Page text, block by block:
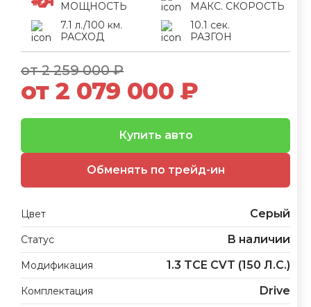
от 2 259 000 ₽
от 2 079 000 ₽
Обменять по трейд-ин
Купить авто
Цвет Серый
Статус В наличии
Модификация 1.3 TCE CVT (150 Л.С.)
Комплектация Drive
МОЩНОСТЬ
МАКС. СКОРОСТЬ
7.1 л./100 км.
РАСХОД
10.1 сек.
РАЗГОН